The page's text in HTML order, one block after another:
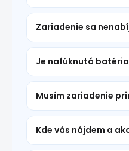
Zariadenie sa
Je nafúknutá
Musím zariadenie
Kde vás nájdem a